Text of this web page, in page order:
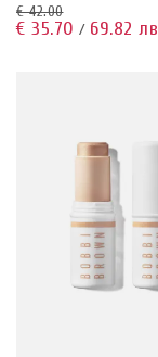
€ 42.00
€ 35.70 / 69.82